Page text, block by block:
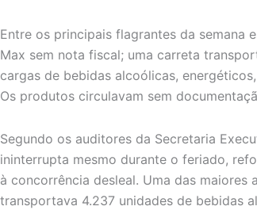
Entre os principais flagrantes da semana
Max sem nota fiscal; uma carreta
cargas de bebidas alcoólicas,
Os produtos circulavam sem
Segundo os auditores da Secretaria
ininterrupta mesmo durante o feriado,
à concorrência desleal. Uma das maiores
transportava 4.237 unidades de bebidas